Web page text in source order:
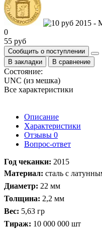
0
55 руб
Сообщить о поступлении
В закладки
В сравнение
Состояние:
UNC (из мешка)
Все характеристики
Описание
Характеристики
Отзывы 0
Вопрос-ответ
​Год чеканки: 2015
Материал: сталь с
Диаметр: 22 мм
Толщина: 2,2 мм
Вес: 5,63 гр
Тираж: 10 000 000 шт